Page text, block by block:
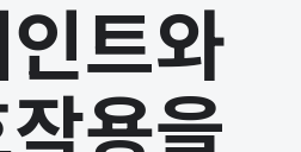
트와
용을